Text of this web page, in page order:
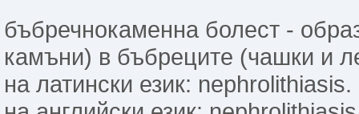
бъбречнокаменна болест -
камъни) в бъбреците (чашки и
на латински език: nephrolithiasis.